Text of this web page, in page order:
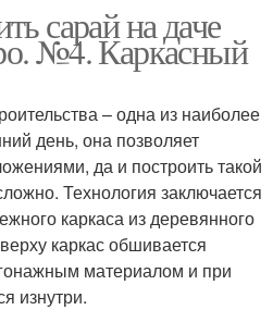
сарай на даче
№4. Каркасный
– одна из наиболее
день, она позволяет
да и построить такой
Технология заключается
каркаса из деревянного
каркас обшивается
материалом и при
изнутри.